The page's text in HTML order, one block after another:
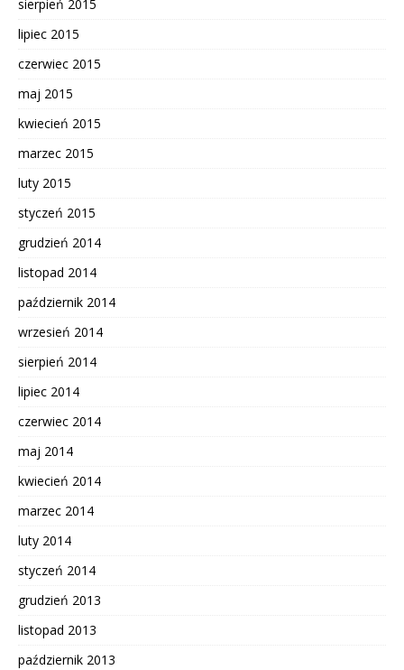
sierpień 2015
lipiec 2015
czerwiec 2015
maj 2015
kwiecień 2015
marzec 2015
luty 2015
styczeń 2015
grudzień 2014
listopad 2014
październik 2014
wrzesień 2014
sierpień 2014
lipiec 2014
czerwiec 2014
maj 2014
kwiecień 2014
marzec 2014
luty 2014
styczeń 2014
grudzień 2013
listopad 2013
październik 2013